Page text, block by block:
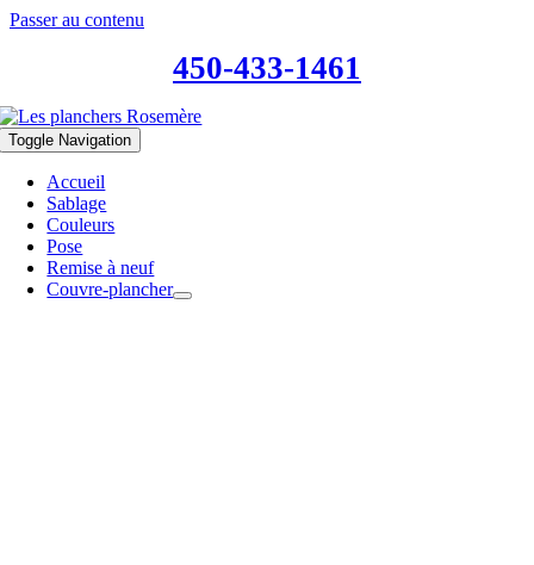
Passer au contenu
450-433-1461
Toggle Navigation
Accueil
Sablage
Couleurs
Pose
Remise à neuf
Couvre-plancher